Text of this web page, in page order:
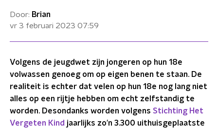
Door: Brian
vr 3 februari 2023 07:59
Volgens de jeugdwet zijn jongeren op hun 18e
volwassen genoeg om op eigen benen te staan. De
realiteit is echter dat velen op hun 18e nog lang niet
alles op een rijtje hebben om echt zelfstandig te
worden. Desondanks worden volgens Stichting Het
Vergeten Kind jaarlijks zo’n 3.300 uithuisgeplaatste